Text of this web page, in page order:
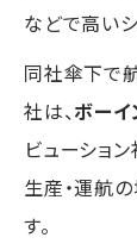
などで高い
同社傘下で
社は、ボーイ
ビューショ
生産・運航
す。